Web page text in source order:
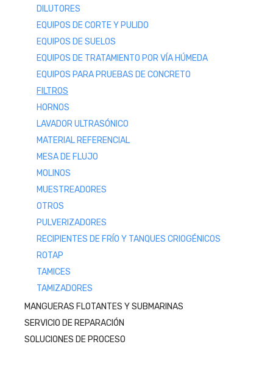
DILUTORES
EQUIPOS DE CORTE Y PULIDO
EQUIPOS DE SUELOS
EQUIPOS DE TRATAMIENTO POR VÍA HÚMEDA
EQUIPOS PARA PRUEBAS DE CONCRETO
FILTROS
HORNOS
LAVADOR ULTRASÓNICO
MATERIAL REFERENCIAL
MESA DE FLUJO
MOLINOS
MUESTREADORES
OTROS
PULVERIZADORES
RECIPIENTES DE FRÍO Y TANQUES CRIOGÉNICOS
ROTAP
TAMICES
TAMIZADORES
MANGUERAS FLOTANTES Y SUBMARINAS
SERVICIO DE REPARACIÓN
SOLUCIONES DE PROCESO